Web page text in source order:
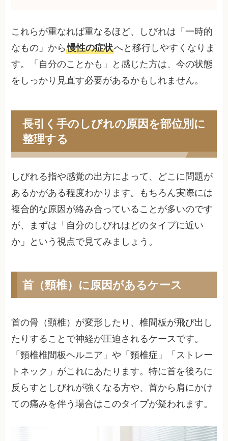
これらが重なれば重なるほど、しびれは「一時的
なもの」から慢性の症状へと移行しやすくなりま
す。「自分のことかも」と感じた方は、今の状態
をしっかり見直す必要があるかもしれません。
長引く手のしびれの原因を部位別に
整理する
しびれる指や感覚の出方によって、どこに問題が
あるかがある程度わかります。もちろん実際には
複合的な原因が絡み合っていることが多いのです
が、まずは「自分のしびれはどのタイプに近い
か」という視点で見てみましょう。
首（頸椎）に原因があるケース
首の骨（頸椎）が変形したり、椎間板が飛び出し
たりすることで神経が圧迫されるケースです。
「頸椎椎間板ヘルニア」や「頸椎症」「ストレー
トネック」がこれにあたります。特に首を後ろに
反らすとしびれが強くなる方や、首から肩にかけ
ての痛みを伴う場合はこのタイプが疑われます。